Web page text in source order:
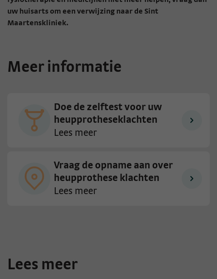
uw huisarts om een verwijzing naar de Sint
Maartenskliniek.
Meer informatie
Doe de zelftest voor uw
heupprotheseklachten
Lees meer
Vraag de opname aan over
heupprothese klachten
Lees meer
Lees meer